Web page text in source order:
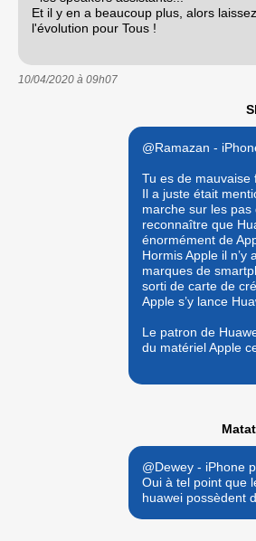
Et il y en a beaucoup plus, alors laissez
l'évolution pour Tous !
10/04/2020 à 09h07
@Ramazan -
Tu es de mauvaise
Il a juste était
marche sur les pas
reconnaître que
énormément de
Hormis Apple il n’y
marques de
sorti de carte de
Apple s’y lance
Le patron de
du matériel Apple
@Dewey - iPhone
Oui à tel point que
huawei possèdent